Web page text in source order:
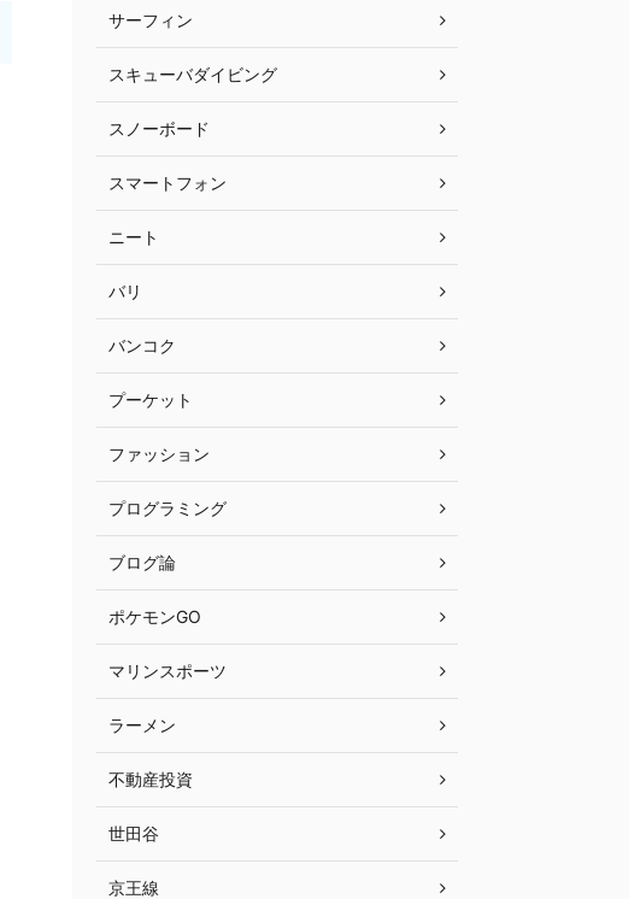
サーフィン
スキューバダイビング
スノーボード
スマートフォン
ニート
バリ
バンコク
プーケット
ファッション
プログラミング
ブログ論
ポケモンGO
マリンスポーツ
ラーメン
不動産投資
世田谷
京王線